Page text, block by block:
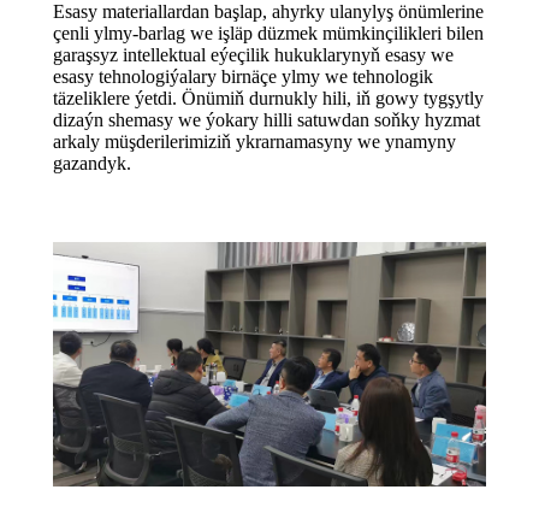
Esasy materiallardan başlap, ahyrky ulanylyş önümlerine
çenli ylmy-barlag we işläp düzmek mümkinçilikleri bilen
garaşsyz intellektual eýeçilik hukuklarynyň esasy we
esasy tehnologiýalary birnäçe ylmy we tehnologik
täzeliklere ýetdi. Önümiň durnukly hili, iň gowy tygşytly
dizaýn shemasy we ýokary hilli satuwdan soňky hyzmat
arkaly müşderilerimiziň ykrarnamasyny we ynamyny
gazandyk.